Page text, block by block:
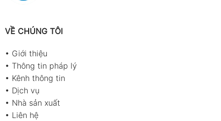
VỀ CHÚNG TÔI
• Giới thiệu
• Thông tin pháp lý
• Kênh thông tin
• Dịch vụ
• Nhà sản xuất
• Liên hệ